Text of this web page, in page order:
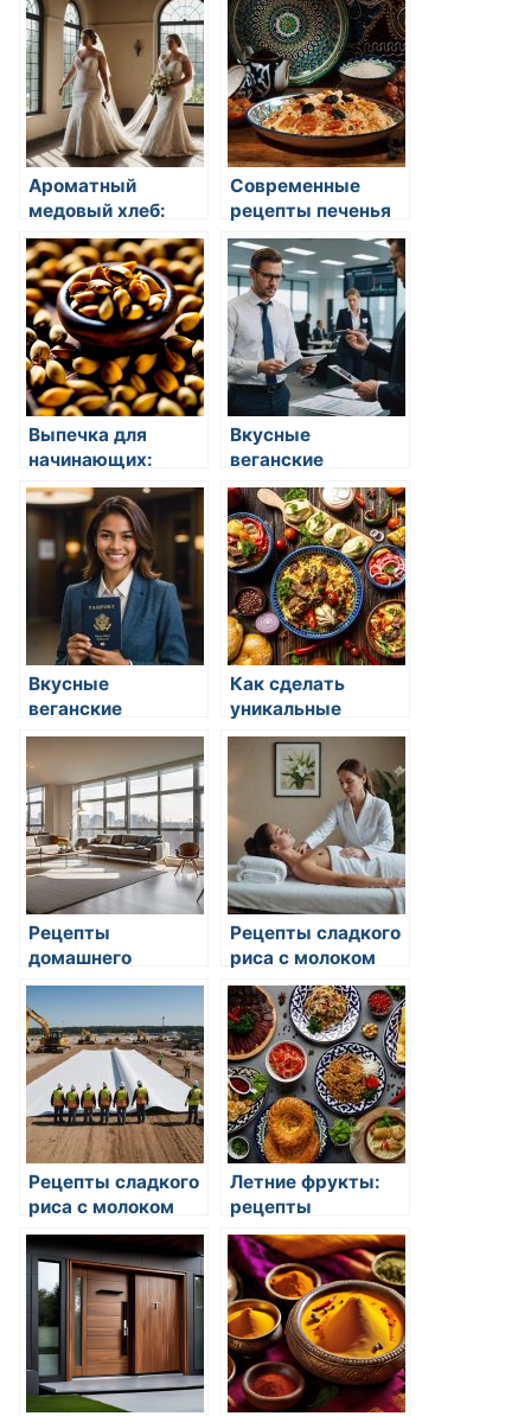
Ароматный
медовый хлеб:
Рецепты
Современные
рецепты печенья
Выпечка для
начинающих:
простые рецепты
Вкусные
веганские
десерты
Вкусные
веганские
десерты
Как сделать
уникальные
десерты из меда
Рецепты
домашнего
мороженого
Рецепты сладкого
риса с молоком
Рецепты сладкого
риса с молоком
Летние фрукты:
рецепты
освежающих
напитков